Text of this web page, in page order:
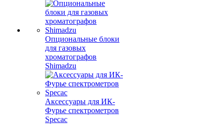
Опциональные блоки
для газовых
хроматографов
Shimadzu
Аксессуары для ИК-
Фурье спектрометров
Specac